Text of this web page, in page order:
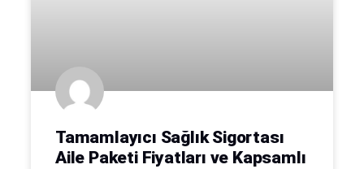
Tamamlayıcı Sağlık Sigortası
Aile Paketi Fiyatları ve Kapsamlı